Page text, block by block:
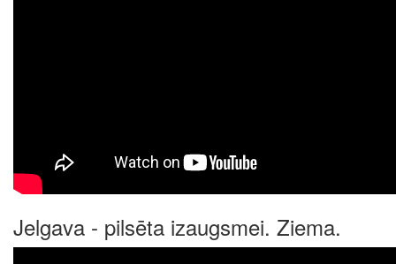
Jelgava - pilsēta izaugsmei. Ziema.